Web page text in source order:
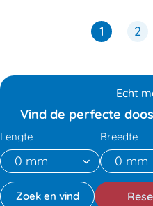
1 2
Echt
Vind de perfecte
Lengte Breedte